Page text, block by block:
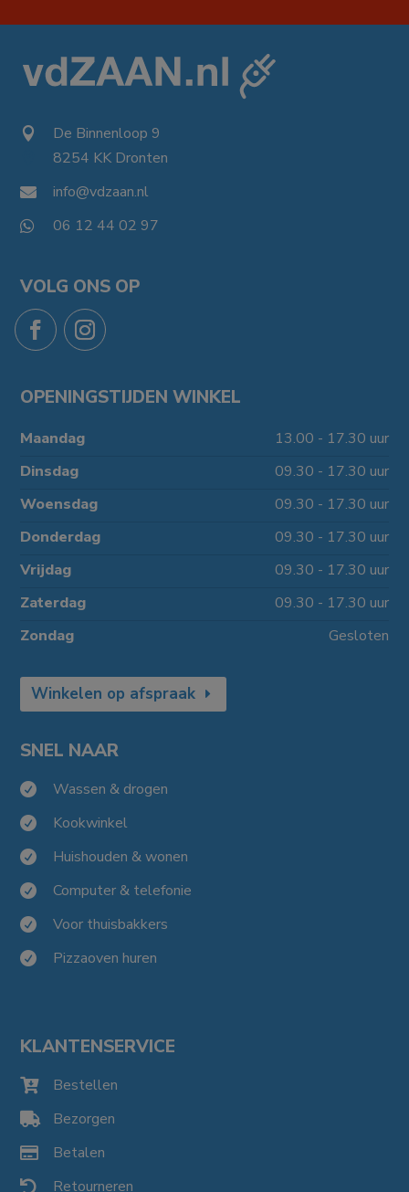
 De Binnenloop 9
8254 KK Dronten
 info@vdzaan.nl
 06 12 44 02 97
VOLG ONS OP
OPENINGSTIJDEN WINKEL
Maandag
13.00 - 17.30 uur
Dinsdag
09.30 - 17.30 uur
Woensdag
09.30 - 17.30 uur
Donderdag
09.30 - 17.30 uur
Vrijdag
09.30 - 17.30 uur
Zaterdag
09.30 - 17.30 uur
Zondag
Gesloten
Winkelen op afspraak
SNEL NAAR
 Wassen & drogen
 Kookwinkel
 Huishouden & wonen
 Computer & telefonie
 Voor thuisbakkers
 Pizzaoven huren
KLANTENSERVICE
 Bestellen
 Bezorgen
 Betalen
 Retourneren